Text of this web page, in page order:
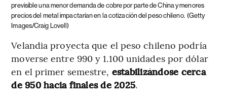
previsible una menor demanda de cobre por parte de China y menores
precios del metal impactarían en la cotización del peso chileno. (Getty
Images/Craig Lovell)
Velandia proyecta que el peso chileno podría
moverse entre 990 y 1.100 unidades por dólar
en el primer semestre, estabilizándose cerca
de 950 hacia finales de 2025.